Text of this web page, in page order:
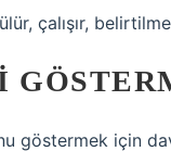
çalışır,
göstermek için